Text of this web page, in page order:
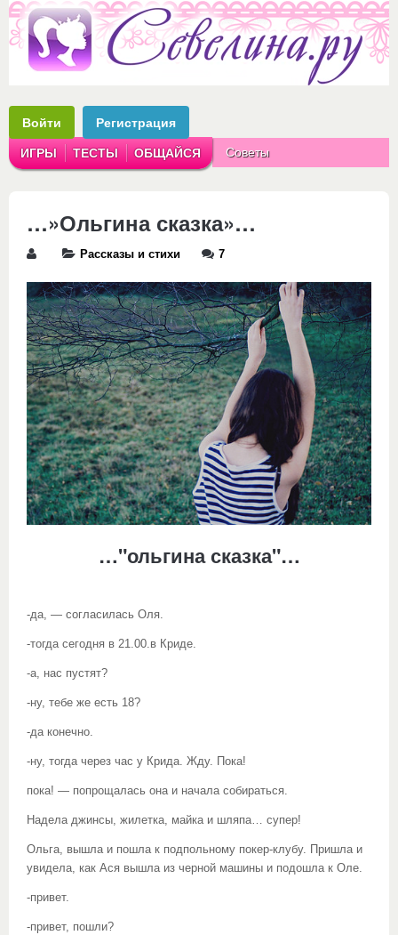
Войти Регистрация
ИГРЫ ТЕСТЫ ОБЩАЙСЯ Советы
…»Ольгина сказка»…
Рассказы и стихи 7
…"ольгина сказка"…
-да, — согласилась Оля.
-тогда сегодня в 21.00.в Криде.
-а, нас пустят?
-ну, тебе же есть 18?
-да конечно.
-ну, тогда через час у Крида. Жду. Пока!
пока! — попрощалась она и начала собираться.
Надела джинсы, жилетка, майка и шляпа… супер!
Ольга, вышла и пошла к подпольному покер-клубу. Пришла и
увидела, как Ася вышла из черной машины и подошла к Оле.
-привет.
-привет, пошли?